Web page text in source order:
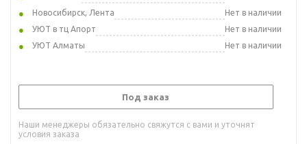
Новосибирск, Лента
Нет в наличии
УЮТ в тц Апорт
Нет в наличии
УЮТ Алматы
Нет в наличии
Под заказ
Наши менеджеры обязательно свяжутся с вами и уточнят
условия заказа